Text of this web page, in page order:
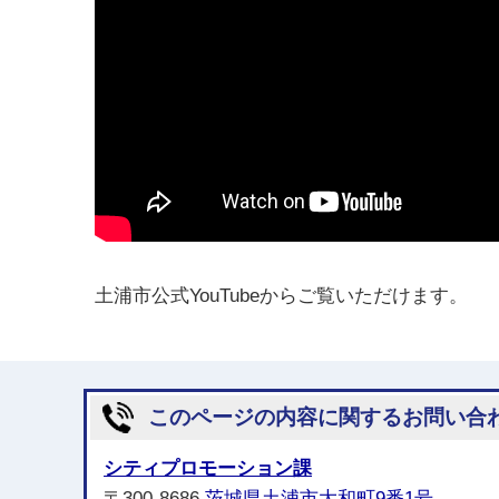
土浦市公式YouTubeからご覧いただけます。
このページの内容に関するお問い合
シティプロモーション課